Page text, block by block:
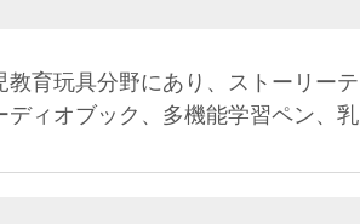
教育玩具分野にあり、ストーリー
ディオブック、多機能学習ペン、